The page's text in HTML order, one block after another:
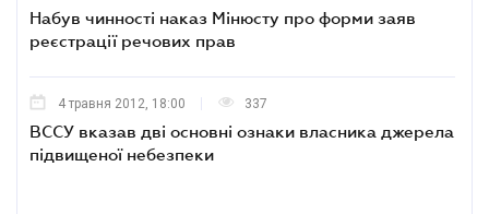
Набув чинності наказ Мінюсту про форми заяв
реєстрації речових прав
4 травня 2012, 18:00 337
ВССУ вказав дві основні ознаки власника джерела
підвищеної небезпеки